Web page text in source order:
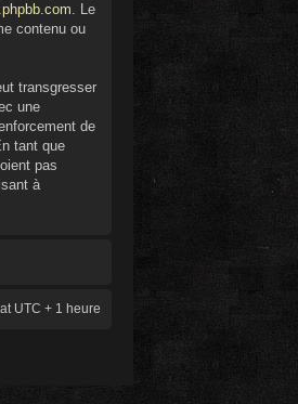
. Le
contenu ou
transgresser
une
de
tant que
pas
à
UTC + 1 heure